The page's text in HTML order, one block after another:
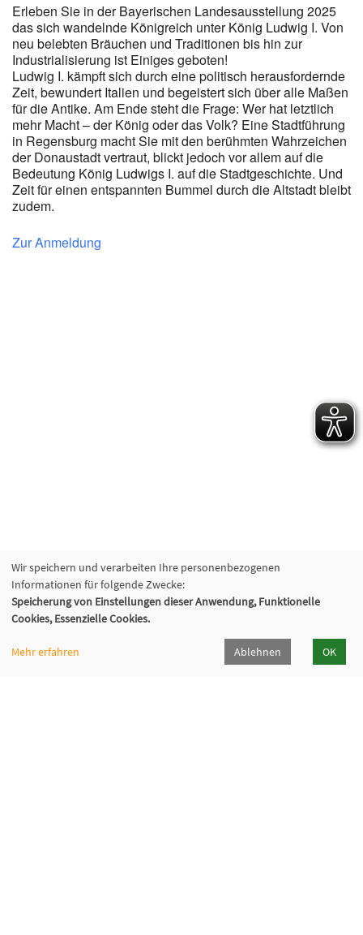
Erleben Sie in der Bayerischen Landesausstellung 2025
das sich wandelnde Königreich unter König Ludwig I. Von
neu belebten Bräuchen und Traditionen bis hin zur
Industrialisierung ist Einiges geboten!
Ludwig I. kämpft sich durch eine politisch herausfordernde
Zeit, bewundert Italien und begeistert sich über alle Maßen
für die Antike. Am Ende steht die Frage: Wer hat letztlich
mehr Macht – der König oder das Volk? Eine Stadtführung
in Regensburg macht Sie mit den berühmten Wahrzeichen
der Donaustadt vertraut, blickt jedoch vor allem auf die
Bedeutung König Ludwigs I. auf die Stadtgeschichte. Und
Zeit für einen entspannten Bummel durch die Altstadt bleibt
zudem.
Zur Anmeldung
Wir speichern und verarbeiten Ihre personenbezogenen
Informationen für folgende Zwecke:
Speicherung von Einstellungen dieser Anwendung, Funktionelle
Cookies, Essenzielle Cookies.
Mehr erfahren Ablehnen OK